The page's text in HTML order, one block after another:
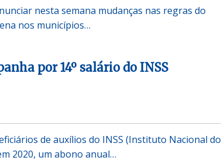
nesta semana mudanças nas regras do
nos municípios…
por 14º salário do INSS
de auxílios do INSS (Instituto Nacional do
2020, um abono anual…